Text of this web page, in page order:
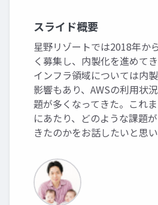
スライド概要
星野リゾートでは2018年か
く募集し、内製化を進めて
インフラ領域については内
影響もあり、AWSの利用状
題が多くなってきた。これ
にあたり、どのような課題
きたのかをお話したいと思い